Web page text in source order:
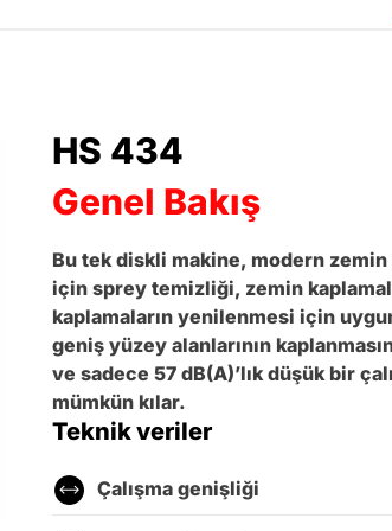
HS 434
Genel Bakış
Bu tek diskli makine, modern
için sprey temizliği, zemin
kaplamaların yenilenmesi için
geniş yüzey alanlarının
ve sadece 57 dB(A)’lık düşük bir
mümkün kılar.
Teknik veriler
Çalışma genişliği